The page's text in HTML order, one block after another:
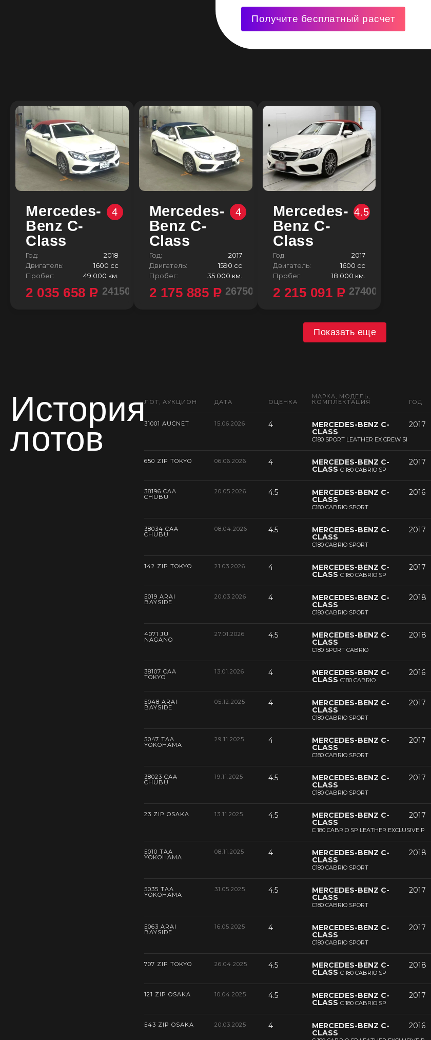
Получите бесплатный расчет
Mercedes-
Benz C-
Class
4
Год:
2018
Двигатель:
1600 сс
Пробег:
49 000 км.
2 035 658 P 2415000 ¥
Mercedes-
Benz C-
Class
4
Год:
2017
Двигатель:
1590 сс
Пробег:
35 000 км.
2 175 885 P 2675000 ¥
Mercedes-
Benz C-
Class
4.5
Год:
2017
Двигатель:
1600 сс
Пробег:
18 000 км.
2 215 091 P 2740000 ¥
Показать еще
История
лотов
ЛОТ, АУКЦИОН ДАТА ОЦЕНКА
МАРКА, МОДЕЛЬ,
КОМПЛЕКТАЦИЯ ГОД
31001 AUCNET 15.06.2026 4 MERCEDES-BENZ C-
CLASS
C180 SPORT LEATHER EX CREW SI
2017
650 ZIP TOKYO 06.06.2026 4 MERCEDES-BENZ C-
CLASSC 180 CABRIO SP
2017
38196 CAA
CHUBU
20.05.2026 4.5 MERCEDES-BENZ C-
CLASS
C180 CABRIO SPORT
2016
38034 CAA
CHUBU
08.04.2026 4.5 MERCEDES-BENZ C-
CLASS
C180 CABRIO SPORT
2017
142 ZIP TOKYO 21.03.2026 4 MERCEDES-BENZ C-
CLASSC 180 CABRIO SP
2017
5019 ARAI
BAYSIDE
20.03.2026 4 MERCEDES-BENZ C-
CLASS
C180 CABRIO SPORT
2018
4071 JU
NAGANO
27.01.2026 4.5 MERCEDES-BENZ C-
CLASS
C180 SPORT CABRIO
2018
38107 CAA
TOKYO
13.01.2026 4 MERCEDES-BENZ C-
CLASSC180 CABRIO
2016
5048 ARAI
BAYSIDE
05.12.2025 4 MERCEDES-BENZ C-
CLASS
C180 CABRIO SPORT
2017
5047 TAA
YOKOHAMA
29.11.2025 4 MERCEDES-BENZ C-
CLASS
C180 CABRIO SPORT
2017
38023 CAA
CHUBU
19.11.2025 4.5 MERCEDES-BENZ C-
CLASS
C180 CABRIO SPORT
2017
23 ZIP OSAKA 13.11.2025 4.5 MERCEDES-BENZ C-
CLASS
C 180 CABRIO SP LEATHER EXCLUSIVE P
2017
5010 TAA
YOKOHAMA
08.11.2025 4 MERCEDES-BENZ C-
CLASS
C180 CABRIO SPORT
2018
5035 TAA
YOKOHAMA
31.05.2025 4.5 MERCEDES-BENZ C-
CLASS
C180 CABRIO SPORT
2017
5063 ARAI
BAYSIDE
16.05.2025 4 MERCEDES-BENZ C-
CLASS
C180 CABRIO SPORT
2017
707 ZIP TOKYO 26.04.2025 4.5 MERCEDES-BENZ C-
CLASSC 180 CABRIO SP
2018
121 ZIP OSAKA 10.04.2025 4.5 MERCEDES-BENZ C-
CLASSC 180 CABRIO SP
2017
543 ZIP OSAKA 20.03.2025 4 MERCEDES-BENZ C-
CLASS
2016